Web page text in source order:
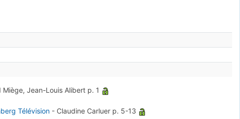
Miège, Jean-Louis Alibert p. 1
Télévision- Claudine Carluer p. 5-13